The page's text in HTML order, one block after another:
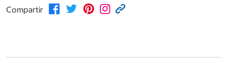
Compartir